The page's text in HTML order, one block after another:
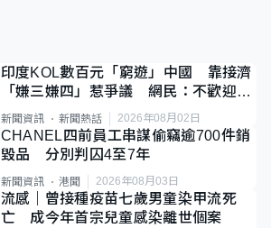
印度KOL數百元「窮遊」中國 靠接濟
「嫌三嫌四」惹爭議 網民：不歡迎劣
質旅客
新聞資訊 新聞熱話 2026年08月02日
CHANEL四前員工串謀偷竊逾700件銷
毀品 分別判囚4至7年
新聞資訊 港聞 2026年08月03日
流感｜曾接種疫苗七歲男童染甲流死
亡 成今年首宗兒童感染離世個案